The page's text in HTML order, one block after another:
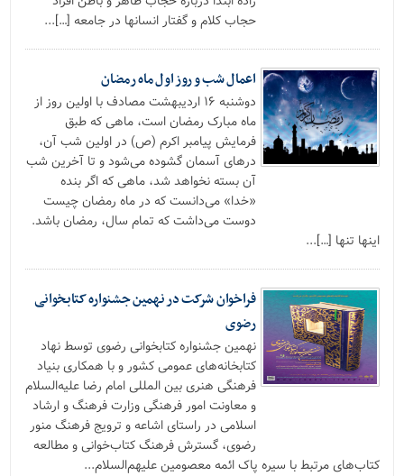
حجاب کلام و گفتار انسانها در جامعه […]...
اعمال شب و روز اول ماه رمضان
دوشنبه ۱۶ اردیبهشت مصادف با اولین روز از
ماه مبارک رمضان است، ماهی که طبق
فرمایش پیامبر اکرم (ص) در اولین شب آن،
درهاى آسمان گشوده مى‏‌شود و تا آخرین شب
آن بسته نخواهد شد، ماهی که اگر بنده
«خدا» مى‏‌دانست که در ماه رمضان چیست
دوست مى‌‏داشت که تمام سال، رمضان باشد.
اینها تنها […]...
فراخوان شرکت در نهمین جشنواره کتابخوانی
رضوی
نهمین جشنواره کتابخوانی رضوی توسط نهاد
کتابخانه‌های عمومی کشور و با همکاری بنیاد
فرهنگی هنری بین المللی امام رضا علیه‌السلام
و معاونت امور فرهنگی وزارت فرهنگ و ارشاد
اسلامی در راستای اشاعه و ترویج فرهنگ منور
رضوی، گسترش فرهنگ کتاب‌خوانی و مطالعه
کتاب‌های مرتبط با سیره‌ پاک ائمه‌ معصومین علیهم‌السلام...